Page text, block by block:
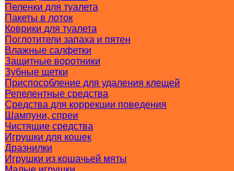
Пеленки для туалета
Пакеты в лоток
Коврики для туалета
Поглотители запаха и пятен
Влажные салфетки
Защитные воротники
Зубные щетки
Приспособление для удаления клещей
Репелентные средства
Средства для коррекции поведения
Шампуни, спреи
Чистящие средства
Игрушки для кошек
Дразнилки
Игрушки из кошачьей мяты